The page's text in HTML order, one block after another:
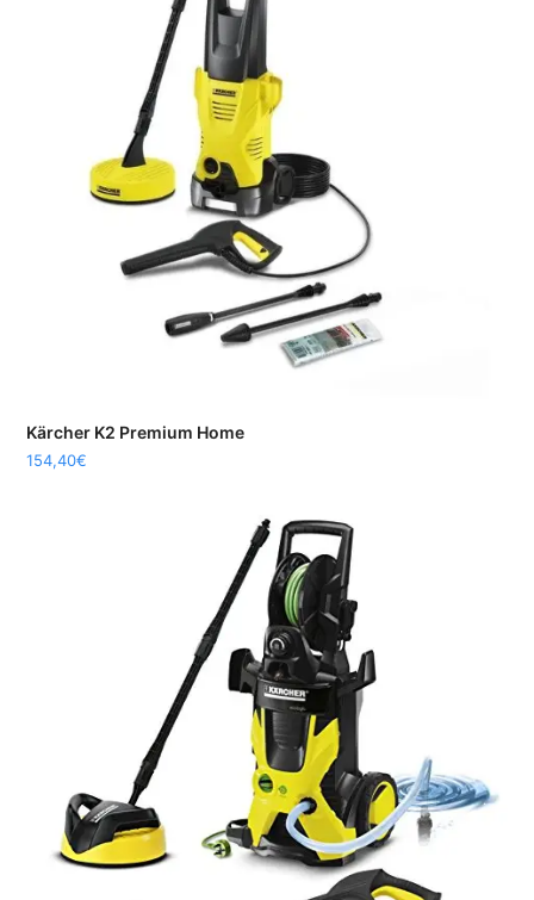
Kärcher K2 Premium Home
154,40€